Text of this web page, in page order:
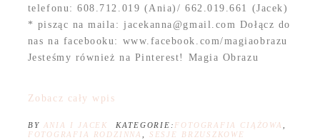
telefonu: 608.712.019 (Ania)/ 662.019.661 (Jacek)
* pisząc na maila: jacekanna@gmail.com Dołącz do
nas na facebooku: www.facebook.com/magiaobrazu
Jesteśmy również na Pinterest! Magia Obrazu
Zobacz cały wpis
BY ANIA I JACEK KATEGORIE: FOTOGRAFIA CIĄŻOWA
FOTOGRAFIA RODZINNA
SESJE BRZUSZKOWE